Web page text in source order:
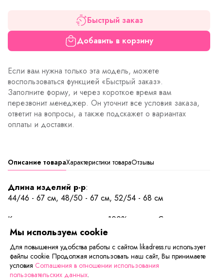
Быстрый заказ
Добавить в корзину
Если вам нужна только эта модель, можете
воспользоваться функцией «Быстрый заказ».
Заполните форму, и через короткое время вам
перезвонит менеджер. Он уточнит все условия заказа,
ответит на вопросы, а также подскажет о вариантах
оплаты и доставки.
Описание товараХарактеристики товараОтзывы
Длина изделий р-р:
44/46 - 67 см, 48/50 - 67 см, 52/54 - 68 см
Красивая ночная сорочка из 100% хлопка. Силуэт
приталенный, к низу расширяется благодаря складкам.
Сорочка на широких бретелях с глубоким вырезом
горловины спереди и на спинке. В такой сорочке вам
будет по-настоящему комфортно. Весь образ сдержан с
узорным огуречным рисунком, лишь складки выполнены
Мы используем cookie
Для повышения удобства работы с сайтом likadress.ru использует
файлы cookie. Продолжая использовать наш сайт, Вы принимаете
условия Соглашения в отношении использования
пользовательских данных.